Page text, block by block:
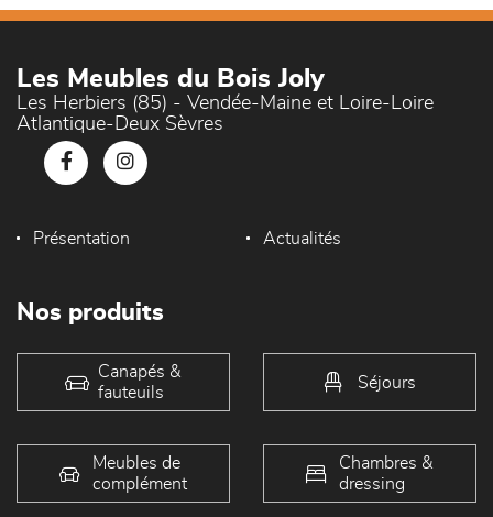
Les Meubles du Bois Joly
Les Herbiers (85) - Vendée-Maine et Loire-Loire
Atlantique-Deux Sèvres
Présentation Actualités
Nos produits
Canapés &
fauteuils
Séjours
Meubles de
complément
Chambres &
dressing